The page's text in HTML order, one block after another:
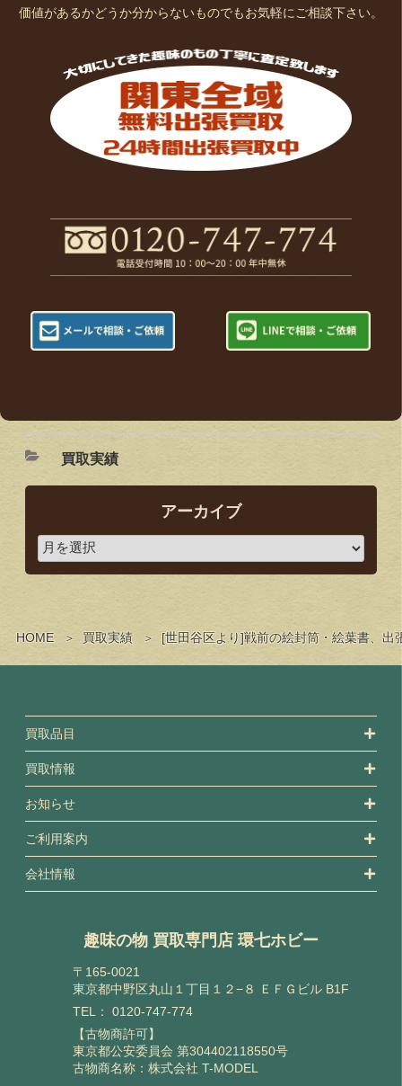
HOME 買取実績 [世田谷区より]戦前の絵封筒・絵葉書、出
価値があるかどうか分からないものでもお気軽にご相談下さい。
買取実績
アーカイブ
買取品目
買取情報
お知らせ
ご利用案内
会社情報
趣味の物 買取専門店 環七ホビー
〒165-0021
東京都中野区丸山１丁目１２−８ ＥＦＧビル B1F
TEL： 0120-747-774
【古物商許可】
東京都公安委員会 第304402118550号
古物商名称：株式会社 T-MODEL